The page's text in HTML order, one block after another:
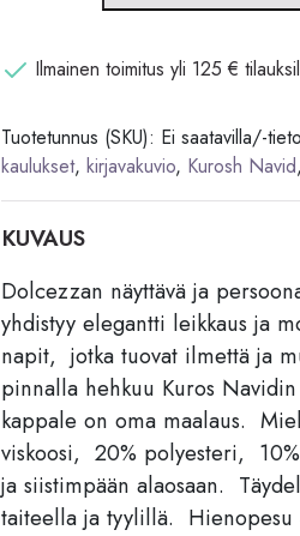
Ilmainen toimitus yli 125 €
Tuotetunnus (SKU): Ei saatavilla/-
kaulukset,kirjavakuvio, Kurosh Navid
KUVAUS
Dolcezzan näyttävä ja
yhdistyy elegantti leikkaus ja
napit, jotka tuovat ilmettä ja
pinnalla hehkuu Kuros
kappale on oma maalaus.
viskoosi, 20% polyesteri,
ja siistimpään alaosaan.
taiteella ja tyylillä. Hienopesu